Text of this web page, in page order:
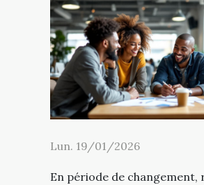
Lun. 19/01/2026
En période de